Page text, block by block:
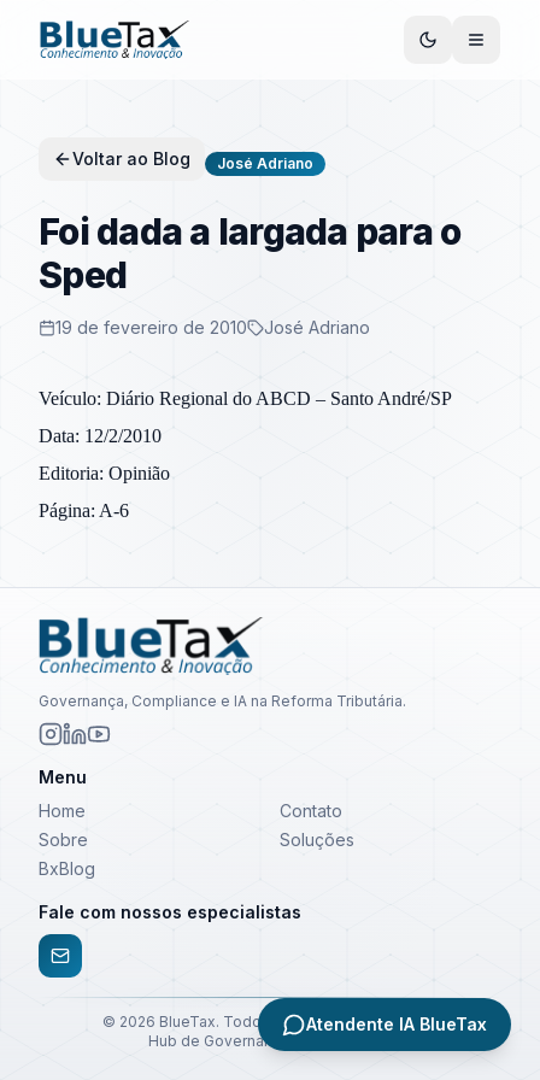
Voltar ao Blog José Adriano
Foi dada a largada para o
Sped
19 de fevereiro de 2010 José Adriano
Veículo: Diário Regional do ABCD – Santo André/SP
Data: 12/2/2010
Editoria: Opinião
Página: A-6
Governança, Compliance e IA na Reforma Tributária.
Menu
Home
Contato
Sobre
Soluções
BxBlog
Fale com nossos especialistas
© 2026 BlueTax. Todos os direitos reservados.
Hub de Governança e Compliance
Atendente IA BlueTax